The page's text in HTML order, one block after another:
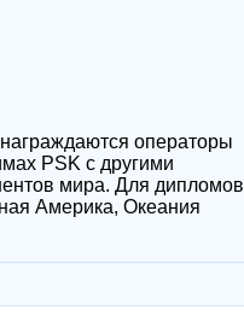
операторы
PSK с другими
мира. Для дипломов
Америка, Океания